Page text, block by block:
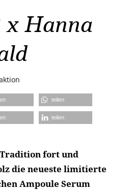
Hanna
teilen
teilen
Tradition fort und
die neueste limitierte
Ampoule Serum